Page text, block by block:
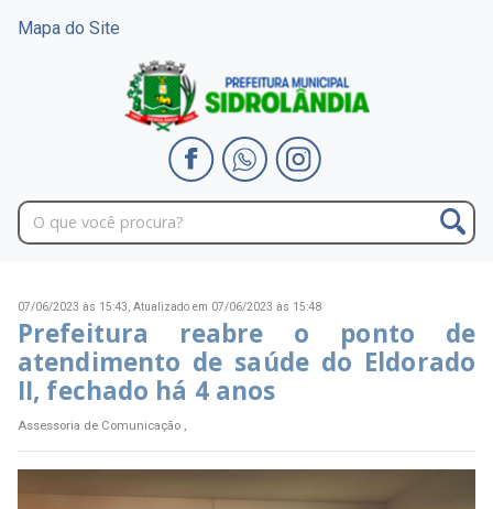
Mapa do Site
07/06/2023 às 15:43, Atualizado em 07/06/2023 às 15:48
Prefeitura reabre o ponto de
atendimento de saúde do Eldorado
II, fechado há 4 anos
Assessoria de Comunicação ,